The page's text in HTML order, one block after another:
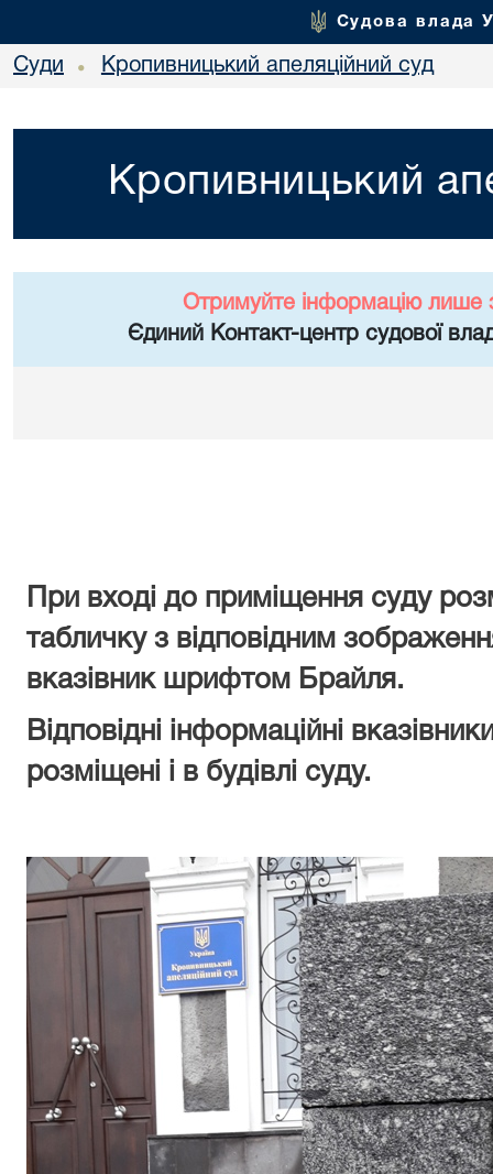
Судова влада
Суди • Кропивницький апеляційний суд
Кропивницький
Отримуйте інформацію лише
Єдиний Контакт-центр судової
При вході до приміщення суду
табличку з відповідним
вказівник шрифтом Брайля.
Відповідні інформаційні
розміщені і в будівлі суду.